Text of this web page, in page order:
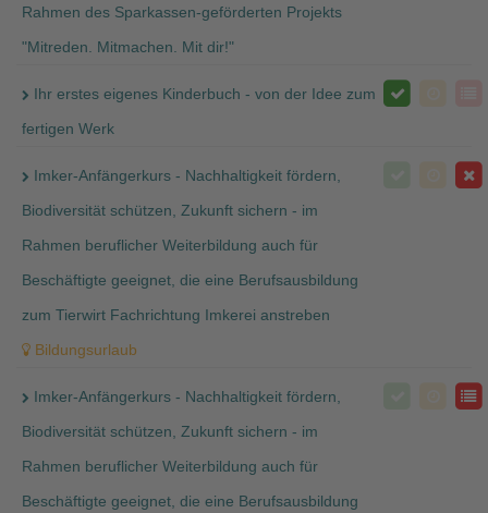
Rahmen des Sparkassen-geförderten Projekts
"Mitreden. Mitmachen. Mit dir!"
Ihr erstes eigenes Kinderbuch - von der Idee zum
fertigen Werk
Imker-Anfängerkurs - Nachhaltigkeit fördern,
Biodiversität schützen, Zukunft sichern - im
Rahmen beruflicher Weiterbildung auch für
Beschäftigte geeignet, die eine Berufsausbildung
zum Tierwirt Fachrichtung Imkerei anstreben
Bildungsurlaub
Imker-Anfängerkurs - Nachhaltigkeit fördern,
Biodiversität schützen, Zukunft sichern - im
Rahmen beruflicher Weiterbildung auch für
Beschäftigte geeignet, die eine Berufsausbildung